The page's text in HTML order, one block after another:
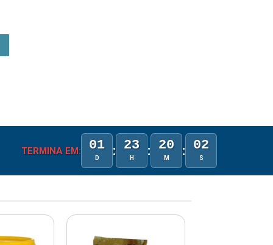
TERMINA EM: 01
D : 23
H : 20
M : 01
S